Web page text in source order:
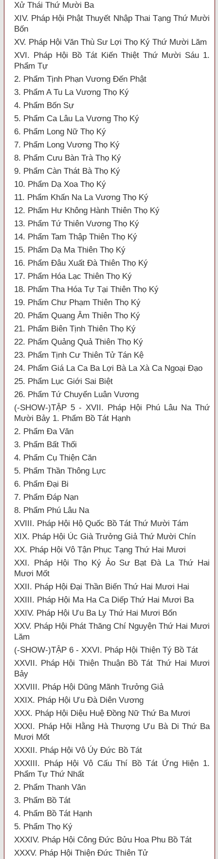
Xử Thái Thứ Mười Ba
XIV. Pháp Hội Phật Thuyết Nhập Thai Tạng Thứ Mười
Bốn
XV. Pháp Hội Văn Thù Sư Lợi Thọ Ký Thứ Mười Lăm
XVI. Pháp Hội Bồ Tát Kiến Thiệt Thứ Mười Sáu 1.
Phẩm Tự
2. Phẩm Tịnh Phạn Vương Đến Phật
3. Phẩm A Tu La Vương Thọ Ký
4. Phẩm Bốn Sự
5. Phẩm Ca Lâu La Vương Thọ Ký
6. Phẩm Long Nữ Thọ Ký
7. Phẩm Long Vương Thọ Ký
8. Phẩm Cưu Bàn Trà Thọ Ký
9. Phẩm Càn Thát Bà Thọ Ký
10. Phẩm Dạ Xoa Thọ Ký
11. Phẩm Khấn Na La Vương Thọ Ký
12. Phẩm Hư Không Hành Thiên Thọ Ký
13. Phẩm Tứ Thiên Vương Thọ Ký
14. Phẩm Tam Thập Thiên Thọ Ký
15. Phẩm Dạ Ma Thiên Thọ Ký
16. Phẩm Đâu Xuất Đà Thiên Thọ Ký
17. Phẩm Hóa Lạc Thiên Thọ Ký
18. Phẩm Tha Hóa Tự Tại Thiên Thọ Ký
19. Phẩm Chư Phạm Thiên Thọ Ký
20. Phẩm Quang Âm Thiên Thọ Ký
21. Phẩm Biên Tịnh Thiên Thọ Ký
22. Phẩm Quảng Quả Thiên Thọ Ký
23. Phẩm Tịnh Cư Thiên Tử Tán Kệ
24. Phẩm Giá La Ca Ba Lợi Bà La Xà Ca Ngoại Đạo
25. Phẩm Lục Giới Sai Biệt
26. Phẩm Tứ Chuyển Luân Vương
(-SHOW-)TẬP 5 - XVII. Pháp Hội Phú Lâu Na Thứ
Mười Bảy 1. Phẩm Bồ Tát Hạnh
2. Phẩm Đa Văn
3. Phẩm Bất Thối
4. Phẩm Cụ Thiện Căn
5. Phẩm Thần Thông Lực
6. Phẩm Đại Bi
7. Phẩm Đáp Nạn
8. Phẩm Phú Lâu Na
XVIII. Pháp Hội Hộ Quốc Bồ Tát Thứ Mười Tám
XIX. Pháp Hội Úc Già Trưởng Giả Thứ Mười Chín
XX. Pháp Hội Vô Tận Phục Tạng Thứ Hai Mươi
XXI. Pháp Hội Thọ Ký Ảo Sư Bạt Đà La Thứ Hai
Mươi Mốt
XXII. Pháp Hội Đại Thần Biến Thứ Hai Mươi Hai
XXIII. Pháp Hội Ma Ha Ca Diếp Thứ Hai Mươi Ba
XXIV. Pháp Hội Ưu Ba Ly Thứ Hai Mươi Bốn
XXV. Pháp Hội Phát Thăng Chí Nguyện Thứ Hai Mươi
Lăm
(-SHOW-)TẬP 6 - XXVI. Pháp Hội Thiện Tý Bồ Tát
XXVII. Pháp Hội Thiện Thuận Bồ Tát Thứ Hai Mươi
Bảy
XXVIII. Pháp Hội Dũng Mãnh Trưởng Giả
XXIX. Pháp Hội Ưu Đà Diên Vương
XXX. Pháp Hội Diệu Huệ Đồng Nữ Thứ Ba Mươi
XXXI. Pháp Hội Hằng Hà Thượng Ưu Bà Di Thứ Ba
Mươi Mốt
XXXII. Pháp Hội Vô Úy Đức Bồ Tát
XXXIII. Pháp Hội Vô Cấu Thí Bồ Tát Ứng Hiện 1.
Phẩm Tự Thứ Nhất
2. Phẩm Thanh Văn
3. Phẩm Bồ Tát
4. Phẩm Bồ Tát Hạnh
5. Phẩm Thọ Ký
XXXIV. Pháp Hội Công Đức Bửu Hoa Phu Bồ Tát
XXXV. Pháp Hội Thiện Đức Thiên Tử